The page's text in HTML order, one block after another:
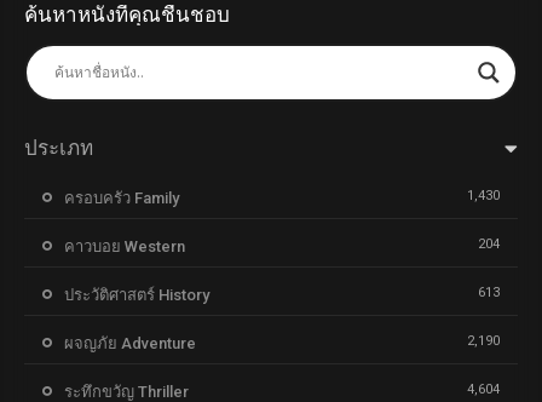
ค้นหาหนังที่คุณชื่นชอบ
ประเภท
ครอบครัว Family 1,430
คาวบอย Western 204
ประวัติศาสตร์ History 613
ผจญภัย Adventure 2,190
ระทึกขวัญ Thriller 4,604